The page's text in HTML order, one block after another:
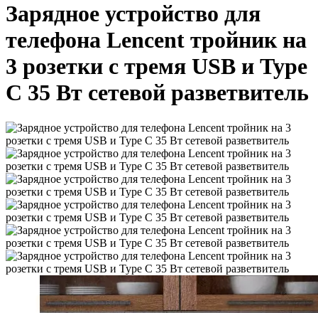
Зарядное устройство для
телефона Lencent тройник на
3 розетки с тремя USB и Type
C 35 Вт сетевой разветвитель